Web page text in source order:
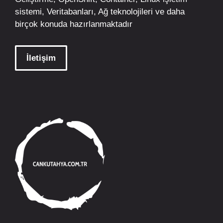
sistemi, Veritabanları, Ağ teknolojileri ve daha
birçok konuda hazırlanmaktadır
İletişim